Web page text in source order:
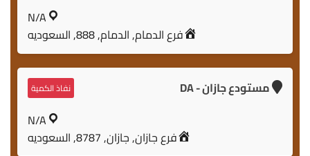
N/A
فرع الدمام, الدمام, 888, السعوديه
مستودع جازان - DA نفاذ الكمية
N/A
فرع جازان, جازان, 8787, السعوديه